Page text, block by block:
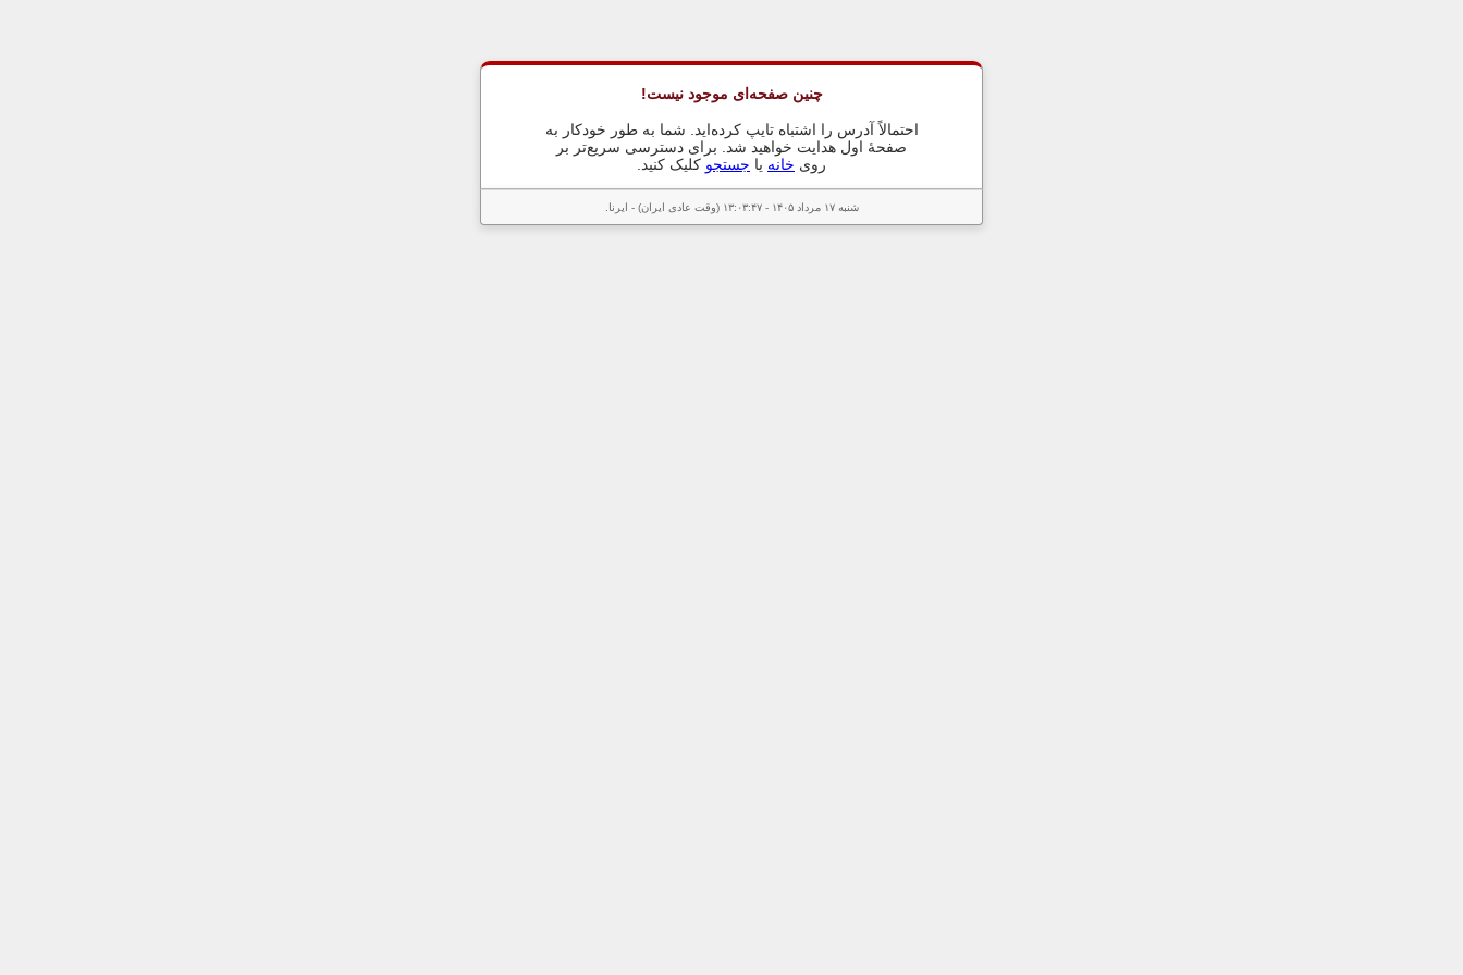
چنین صفحه‌ای موجود نیست!
احتمالاً آدرس را اشتباه تایپ کرده‌اید. شما به طور خودکار به
صفحهٔ اول هدایت خواهید شد. برای دسترسی سریع‌تر بر
روی خانه یا جستجو کلیک کنید.
شنبه ۱۷ مرداد ۱۴۰۵ - ۱۳:۰۳:۴۷ (وقت عادی ایران) - ایرنا.